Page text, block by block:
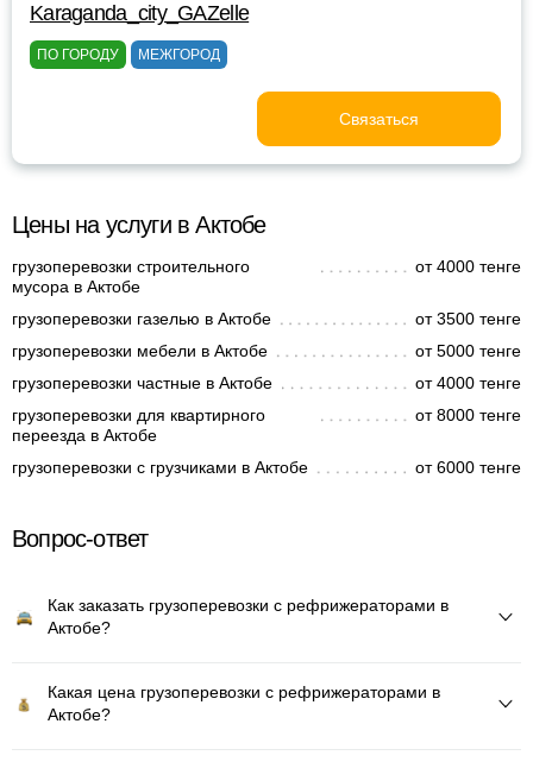
Karaganda_city_GAZelle
ПО ГОРОДУ МЕЖГОРОД
Связаться
Цены на услуги в Актобе
грузоперевозки строительного
мусора в Актобе
от 4000 тенге
грузоперевозки газелью в Актобе
от 3500 тенге
грузоперевозки мебели в Актобе
от 5000 тенге
грузоперевозки частные в Актобе
от 4000 тенге
грузоперевозки для квартирного
переезда в Актобе
от 8000 тенге
грузоперевозки с грузчиками в Актобе от 6000 тенге
Вопрос-ответ
Как заказать грузоперевозки с рефрижераторами в
Актобе?
Какая цена грузоперевозки с рефрижераторами в
Актобе?